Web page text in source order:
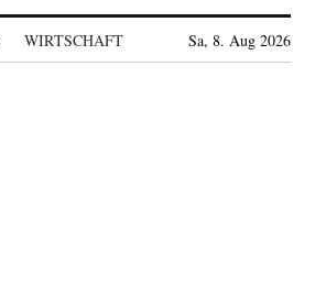
WIRTSCHAFT Sa, 8. Aug 2026